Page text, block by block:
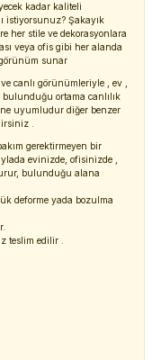
kadar kaliteli
istiyorsunuz? Şakayık
her stile ve dekorasyonlara
veya ofis gibi her alanda
sunar
canlı görünümleriyle , ev ,
ortama canlılık
uyumludur diğer benzer
.
gerektirmeyen bir
evinizde, ofisinizde ,
bulunduğu alana
deforme yada bozulma
teslim edilir .